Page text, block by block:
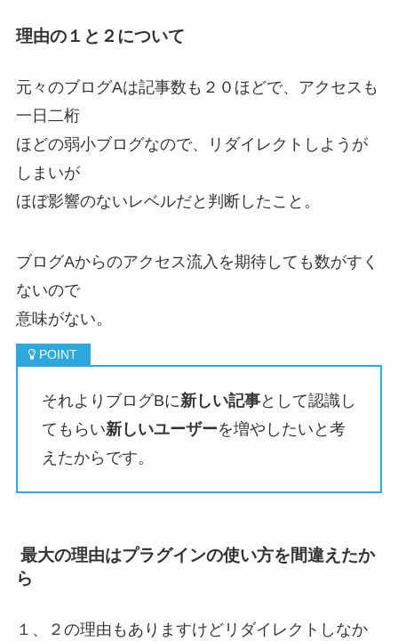
理由の１と２について
元々のブログAは記事数も２０ほどで、アクセスも
一日二桁
ほどの弱小ブログなので、リダイレクトしようが
しまいが
ほぼ影響のないレベルだと判断したこと。
ブログAからのアクセス流入を期待しても数がすく
ないので
意味がない。
それよりブログBに新しい記事として認識し
てもらい新しいユーザーを増やしたいと考
えたからです。
最大の理由はプラグインの使い方を間違えたか
ら
１、２の理由もありますけどリダイレクトしなか